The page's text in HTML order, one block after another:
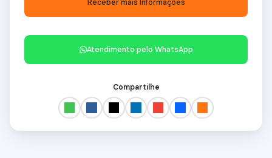
Atendimento pelo WhatsApp
Compartilhe